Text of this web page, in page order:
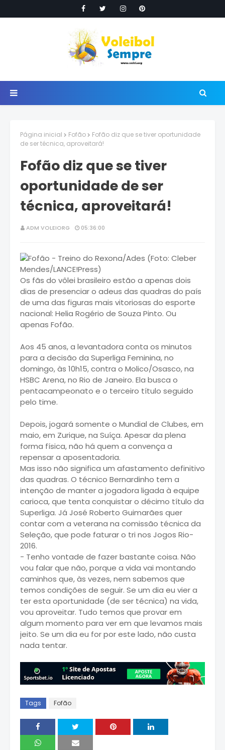
Página inicial Fofão
Fofão diz que se tiver oportunidade
de ser técnica, aproveitará!
Fofão diz que se tiver
oportunidade de ser
técnica, aproveitará!
ADM VOLEIORG 05:36:00
Os fãs do vôlei brasileiro estão a apenas dois
dias de presenciar o adeus das quadras do país
de uma das figuras mais vitoriosas do esporte
nacional: Helia Rogério de Souza Pinto. Ou
apenas Fofão.
Aos 45 anos, a levantadora conta os minutos
para a decisão da Superliga Feminina, no
domingo, às 10h15, contra o Molico/Osasco, na
HSBC Arena, no Rio de Janeiro. Ela busca o
pentacampeonato e o terceiro título seguido
pelo time.
Depois, jogará somente o Mundial de Clubes, em
maio, em Zurique, na Suíça. Apesar da plena
forma física, não há quem a convença a
repensar a aposentadoria.
Mas isso não significa um afastamento definitivo
das quadras. O técnico Bernardinho tem a
intenção de manter a jogadora ligada à equipe
carioca, que tenta conquistar o décimo título da
Superliga. Já José Roberto Guimarães quer
contar com a veterana na comissão técnica da
Seleção, que pode faturar o tri nos Jogos Rio-
2016.
- Tenho vontade de fazer bastante coisa. Não
vou falar que não, porque a vida vai montando
caminhos que, às vezes, nem sabemos que
temos condições de seguir. Se um dia eu vier a
ter esta oportunidade (de ser técnica) na vida,
vou aproveitar. Tudo temos que provar em
algum momento para ver em que levamos mais
jeito. Se um dia eu for por este lado, não custa
nada tentar.
Tags Fofão